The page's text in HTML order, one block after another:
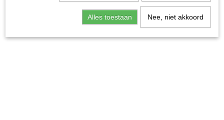
Hiltjo bezorgd uw bestelling binnen enkele dagen op uw
adres in Westerbork met onze eigen bezorgservice.
Alles toestaan Nee, niet akkoord